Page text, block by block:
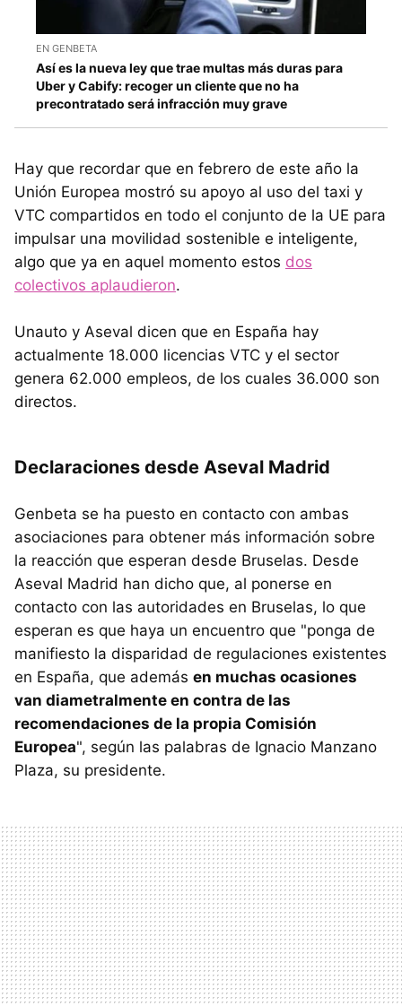
EN GENBETA
Así es la nueva ley que trae multas más duras para
Uber y Cabify: recoger un cliente que no ha
precontratado será infracción muy grave
Hay que recordar que en febrero de este año la
Unión Europea mostró su apoyo al uso del taxi y
VTC compartidos en todo el conjunto de la UE para
impulsar una movilidad sostenible e inteligente,
algo que ya en aquel momento estos dos
colectivos aplaudieron.
Unauto y Aseval dicen que en España hay
actualmente 18.000 licencias VTC y el sector
genera 62.000 empleos, de los cuales 36.000 son
directos.
Declaraciones desde Aseval Madrid
Genbeta se ha puesto en contacto con ambas
asociaciones para obtener más información sobre
la reacción que esperan desde Bruselas. Desde
Aseval Madrid han dicho que, al ponerse en
contacto con las autoridades en Bruselas, lo que
esperan es que haya un encuentro que "ponga de
manifiesto la disparidad de regulaciones existentes
en España, que además en muchas ocasiones
van diametralmente en contra de las
recomendaciones de la propia Comisión
Europea", según las palabras de Ignacio Manzano
Plaza, su presidente.